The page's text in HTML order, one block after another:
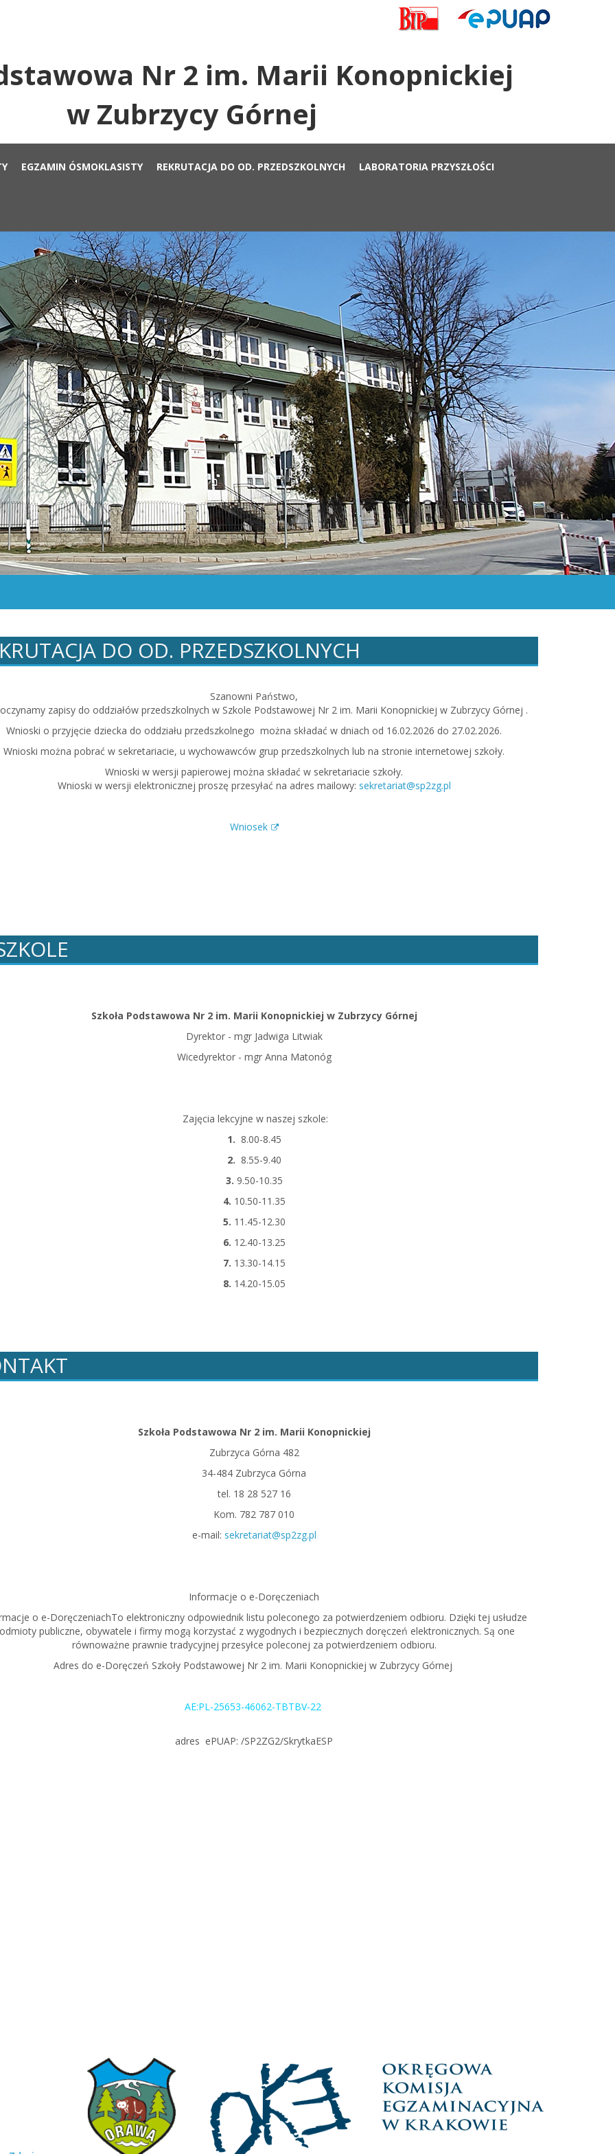
Nr 2 im. Marii Konopnickiej
w Zubrzycy Górnej
EGZAMIN ÓSMOKLASISTY REKRUTACJA DO OD. PRZEDSZKOLNYCH LABORATORIA PRZYSZŁOŚCI
DO OD. PRZEDSZKOLNYCH
Szanowni Państwo,
zapisy do oddziałów przedszkolnych w Szkole Podstawowej Nr 2 im. Marii Konopnickiej w Zubrzycy Górnej .
Wnioski o przyjęcie dziecka do oddziału przedszkolnego można składać w dniach od 16.02.2026 do 27.02.2026.
Wnioski można pobrać w sekretariacie, u wychowawców grup przedszkolnych lub na stronie internetowej szkoły.
Wnioski w wersji papierowej można składać w sekretariacie szkoły.
Wnioski w wersji elektronicznej proszę przesyłać na adres mailowy: sekretariat@sp2zg.pl
Wniosek
Szkoła Podstawowa Nr 2 im. Marii Konopnickiej w Zubrzycy Górnej
Dyrektor - mgr Jadwiga Litwiak
Wicedyrektor - mgr Anna Matonóg
Zajęcia lekcyjne w naszej szkole:
1. 8.00-8.45
2. 8.55-9.40
3. 9.50-10.35
4. 10.50-11.35
5. 11.45-12.30
6. 12.40-13.25
7. 13.30-14.15
8. 14.20-15.05
Szkoła Podstawowa Nr 2 im. Marii Konopnickiej
Zubrzyca Górna 482
34-484 Zubrzyca Górna
tel. 18 28 527 16
Kom. 782 787 010
e-mail: sekretariat@sp2zg.pl
Informacje o e-Doręczeniach
o e-DoręczeniachTo elektroniczny odpowiednik listu poleconego za potwierdzeniem odbioru. Dzięki tej usłudze
publiczne, obywatele i firmy mogą korzystać z wygodnych i bezpiecznych doręczeń elektronicznych. Są one
równoważne prawnie tradycyjnej przesyłce poleconej za potwierdzeniem odbioru.
Adres do e-Doręczeń Szkoły Podstawowej Nr 2 im. Marii Konopnickiej w Zubrzycy Górnej
AE:PL-25653-46062-TBTBV-22
adres ePUAP: /SP2ZG2/SkrytkaESP